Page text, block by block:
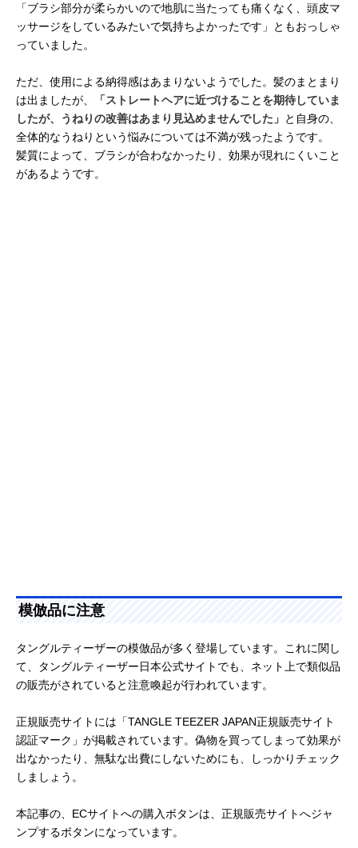
「ブラシ部分が柔らかいので地肌に当たっても痛くなく、頭皮マ
ッサージをしているみたいで気持ちよかったです」ともおっしゃ
っていました。
ただ、使用による納得感はあまりないようでした。髪のまとまり
は出ましたが、
「ストレートヘアに近づけることを期待していま
したが、うねりの改善はあまり見込めませんでした」 と自身の、
全体的なうねりという悩みについては不満が残ったようです。
髪質によって、ブラシが合わなかったり、効果が現れにくいこと
があるようです。
模倣品に注意
タングルティーザーの模倣品が多く登場しています。これに関し
て、タングルティーザー日本公式サイトでも、ネット上で類似品
の販売がされていると注意喚起が行われています。
正規販売サイトには「TANGLE TEEZER JAPAN正規販売サイト
認証マーク」が掲載されています。偽物を買ってしまって効果が
出なかったり、無駄な出費にしないためにも、しっかりチェック
しましょう。
本記事の、ECサイトへの購入ボタンは、正規販売サイトへジャ
ンプするボタンになっています。